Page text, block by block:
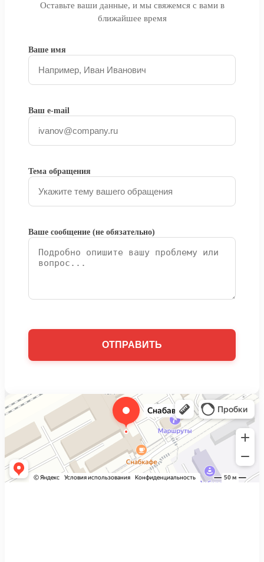
Оставьте ваши данные, и мы свяжемся с вами в
ближайшее время
Ваше имя
Ваш e-mail
Тема обращения
Ваше сообщение (не обязательно)